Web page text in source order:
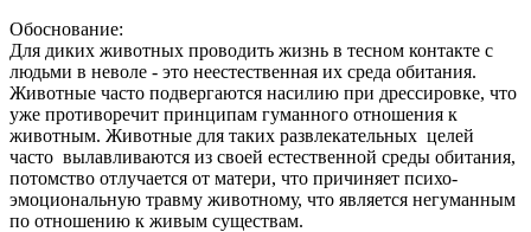
Обоснование:
Для диких животных проводить жизнь в тесном контакте с
людьми в неволе - это неестественная их среда обитания.
Животные часто подвергаются насилию при дрессировке, что
уже противоречит принципам гуманного отношения к
животным. Животные для таких развлекательных целей
часто вылавливаются из своей естественной среды обитания,
потомство отлучается от матери, что причиняет психо-
эмоциональную травму животному, что является негуманным
по отношению к живым существам.